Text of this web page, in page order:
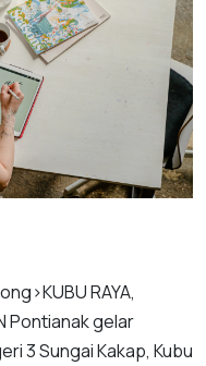
>KUBURAYA,
Pontianakgelar
3SungaiKakap, Kubu